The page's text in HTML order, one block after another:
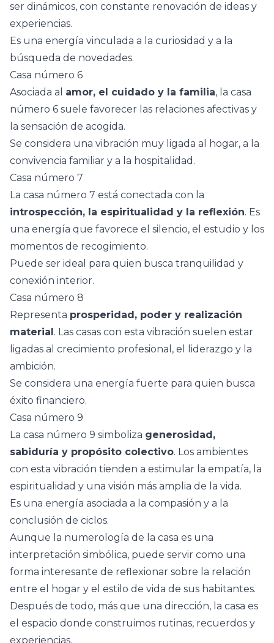
ser dinámicos, con constante renovación de ideas y
experiencias.
Es una energía vinculada a la curiosidad y a la
búsqueda de novedades.
Casa número 6
Asociada al amor, el cuidado y la familia, la casa
número 6 suele favorecer las relaciones afectivas y
la sensación de acogida.
Se considera una vibración muy ligada al hogar, a la
convivencia familiar y a la hospitalidad.
Casa número 7
La casa número 7 está conectada con la
introspección, la espiritualidad y la reflexión. Es
una energía que favorece el silencio, el estudio y los
momentos de recogimiento.
Puede ser ideal para quien busca tranquilidad y
conexión interior.
Casa número 8
Representa prosperidad, poder y realización
material. Las casas con esta vibración suelen estar
ligadas al crecimiento profesional, el liderazgo y la
ambición.
Se considera una energía fuerte para quien busca
éxito financiero.
Casa número 9
La casa número 9 simboliza generosidad,
sabiduría y propósito colectivo. Los ambientes
con esta vibración tienden a estimular la empatía, la
espiritualidad y una visión más amplia de la vida.
Es una energía asociada a la compasión y a la
conclusión de ciclos.
Aunque la numerología de la casa es una
interpretación simbólica, puede servir como una
forma interesante de reflexionar sobre la relación
entre el hogar y el estilo de vida de sus habitantes.
Después de todo, más que una dirección, la casa es
el espacio donde construimos rutinas, recuerdos y
experiencias.